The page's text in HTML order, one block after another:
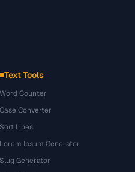
Text Tools
Word Counter
Case Converter
Sort Lines
Lorem Ipsum Generator
Slug Generator